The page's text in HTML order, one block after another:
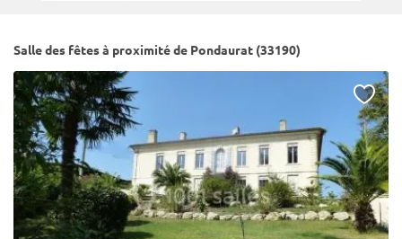
Salle des fêtes à proximité de Pondaurat (33190)